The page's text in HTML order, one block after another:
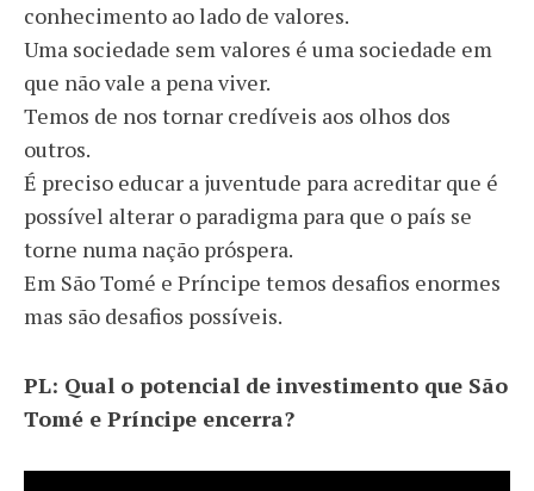
conhecimento ao lado de valores.
Uma sociedade sem valores é uma sociedade em
que não vale a pena viver.
Temos de nos tornar credíveis aos olhos dos
outros.
É preciso educar a juventude para acreditar que é
possível alterar o paradigma para que o país se
torne numa nação próspera.
Em São Tomé e Príncipe temos desafios enormes
mas são desafios possíveis.
PL: Qual o potencial de investimento que São
Tomé e Príncipe encerra?